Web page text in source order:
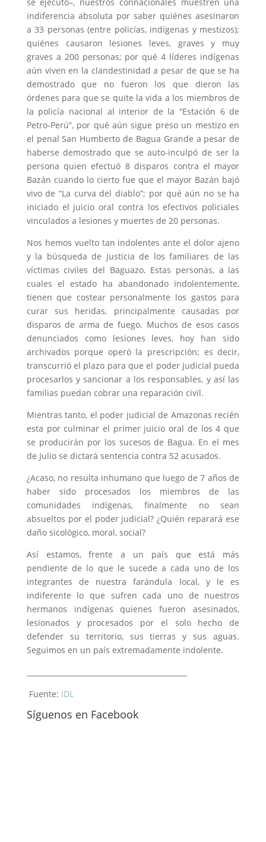
indiferencia absoluta por saber quiénes asesinaron
a 33 personas (entre policías, indígenas y mestizos);
quiénes causaron lesiones leves, graves y muy
graves a 200 personas; por qué 4 líderes indígenas
aún viven en la clandestinidad a pesar de que se ha
demostrado que no fueron los que dieron las
órdenes para que se quite la vida a los miembros de
la policía nacional al interior de la “Estación 6 de
Petro-Perú”, por qué aún sigue preso un mestizo en
el penal San Humberto de Bagua Grande a pesar de
haberse demostrado que se auto-inculpó de ser la
persona quien efectuó 8 disparos contra el mayor
Bazán cuando lo cierto fue que el mayor Bazán bajó
vivo de “La curva del diablo”; por qué aún no se ha
iniciado el juicio oral contra los efectivos policiales
vinculados a lesiones y muertes de 20 personas.
Nos hemos vuelto tan indolentes ante el dolor ajeno
y la búsqueda de justicia de los familiares de las
víctimas civiles del Baguazo. Estas personas, a las
cuales el estado ha abandonado indolentemente,
tienen que costear personalmente los gastos para
curar sus heridas, principalmente causadas por
disparos de arma de fuego. Muchos de esos casos
denunciados como lesiones leves, hoy han sido
archivados porque operó la prescripción; es decir,
transcurrió el plazo para que el poder judicial pueda
procesarlos y sancionar a los responsables, y así las
familias puedan cobrar una reparación civil.
Mientras tanto, el poder judicial de Amazonas recién
esta por culminar el primer juicio oral de los 4 que
se producirán por los sucesos de Bagua. En el mes
de Julio se dictará sentencia contra 52 acusados.
¿Acaso, no resulta inhumano que luego de 7 años de
haber sido procesados los miembros de las
comunidades indígenas, finalmente no sean
absueltos por el poder judicial? ¿Quién reparará ese
daño sicológico, moral, social?
Así estamos, frente a un país que está más
pendiente de lo que le sucede a cada uno de los
integrantes de nuestra farándula local, y le es
indiferente lo que sufren cada uno de nuestros
hermanos indígenas quienes fueron asesinados,
lesionados y procesados por el solo hecho de
defender su territorio, sus tierras y sus aguas.
Seguimos en un país extremadamente indolente.
Fuente: IDL
Síguenos en Facebook